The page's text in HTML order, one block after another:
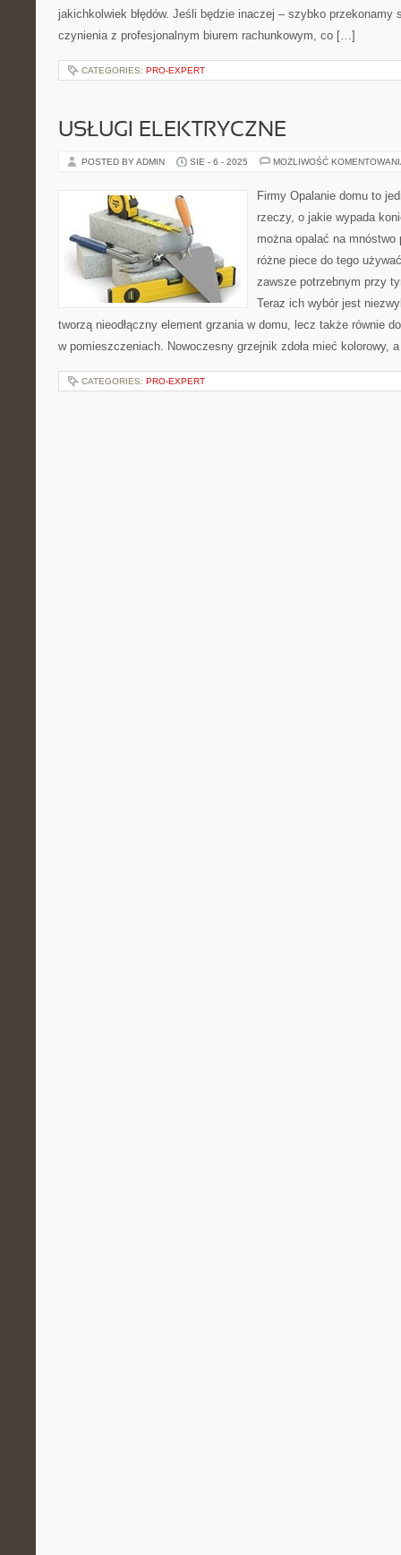
jakichkolwiek błędów. Jeśli będzie inaczej – szybko przekonamy
czynienia z profesjonalnym biurem rachunkowym, co […]
CATEGORIES: PRO-EXPERT
USŁUGI ELEKTRYCZNE
POSTED BY ADMIN SIE - 6 - 2025 MOŻLIWOŚĆ
Firmy Opalanie domu to
rzeczy, o jakie wypada
można opalać na mnóstwo
różne piece do tego
zawsze potrzebnym przy
Teraz ich wybór jest
tworzą nieodłączny element grzania w domu, lecz także równie
w pomieszczeniach. Nowoczesny grzejnik zdoła mieć kolorowy,
CATEGORIES: PRO-EXPERT